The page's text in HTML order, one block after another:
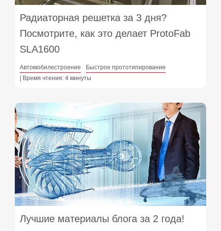
Радиаторная решетка за 3 дня?
Посмотрите, как это делает ProtoFab
SLA1600
Автомобилестроение
Быстрое прототипирование
| Время чтения: 4 минуты
Лучшие материалы блога за 2 года!